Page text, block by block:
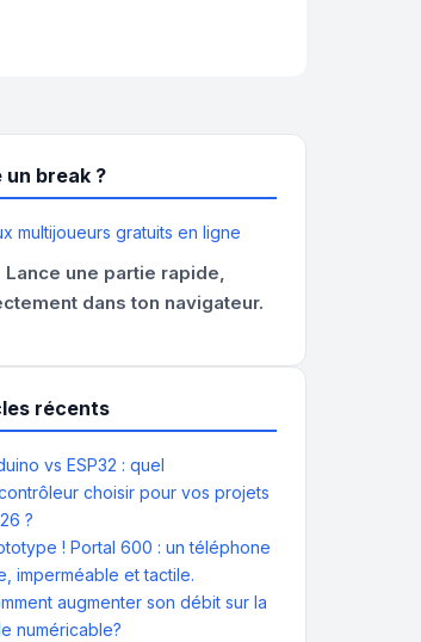
un break ?
Lance une partie rapide,
dans ton navigateur.
récents
vs ESP32 : quel
choisir pour vos projets
?
! Portal 600 : un téléphone
imperméable et tactile.
augmenter son débit sur la
numéricable?